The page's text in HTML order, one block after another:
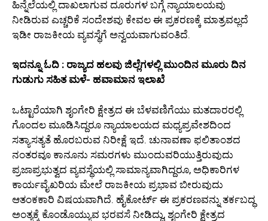
ಹಿನ್ನೆಲೆಯಲ್ಲಿ ದಾಖಲಾಗುವ ದೂರುಗಳ ಬಗ್ಗೆ ನ್ಯಾಯಾಲಯವು
ನೀಡಿರುವ ಎಚ್ಚರಿಕೆ ಸಂದೇಶವು ಕೇವಲ ಈ ಪ್ರಕರಣಕ್ಕೆ ಮಾತ್ರವಲ್ಲದೆ
ಇಡೀ ರಾಜಕೀಯ ವ್ಯವಸ್ಥೆಗೆ ಅನ್ವಯವಾಗುವಂತಿದೆ.
ಇದನ್ನೂ ಓದಿ : ರಾಜ್ಯದ ಹಲವು ಜಿಲ್ಲೆಗಳಲ್ಲಿ ಮುಂದಿನ ಮೂರು ದಿನ
ಗುಡುಗು ಸಹಿತ ಮಳೆ- ಹವಾಮಾನ ಇಲಾಖೆ
ಒಟ್ಟಾರೆಯಾಗಿ ಶೃಂಗೇರಿ ಕ್ಷೇತ್ರದ ಈ ಬೆಳವಣಿಗೆಯು ಮತದಾರರಲ್ಲಿ
ಗೊಂದಲ ಮೂಡಿಸಿದ್ದರೂ ನ್ಯಾಯಾಲಯದ ಮಧ್ಯಪ್ರವೇಶದಿಂದ
ಸತ್ಯಾಸತ್ಯತೆ ಹೊರಬರುವ ನಿರೀಕ್ಷೆ ಇದೆ. ಚುನಾವಣಾ ಫಲಿತಾಂಶದ
ನಂತರವೂ ಕಾನೂನು ಸಮರಗಳು ಮುಂದುವರಿಯುತ್ತಿರುವುದು
ಪ್ರಜಾಪ್ರಭುತ್ವದ ವ್ಯವಸ್ಥೆಯಲ್ಲಿ ಸಾಮಾನ್ಯವಾಗಿದ್ದರೂ, ಅಧಿಕಾರಿಗಳ
ಕಾರ್ಯವೈಖರಿಯ ಮೇಲೆ ರಾಜಕೀಯ ಪ್ರಭಾವ ಬೀರುವುದು
ಆತಂಕಕಾರಿ ವಿಷಯವಾಗಿದೆ. ಹೈಕೋರ್ಟ್ ಈ ಪ್ರಕರಣವನ್ನು ತರ್ಕಬದ್ಧ
ಅಂತ್ಯಕ್ಕೆ ಕೊಂಡೊಯ್ಯುವ ಭರವಸೆ ನೀಡಿದ್ದು, ಶೃಂಗೇರಿ ಕ್ಷೇತ್ರದ